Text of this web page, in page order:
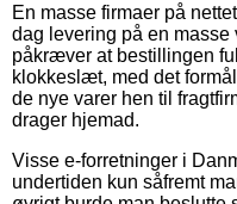
En masse firmaer på
dag levering på en masse
påkræver at bestillingen
klokkeslæt, med det
de nye varer hen til
drager hjemad.
Visse e-forretninger i
undertiden kun såfremt